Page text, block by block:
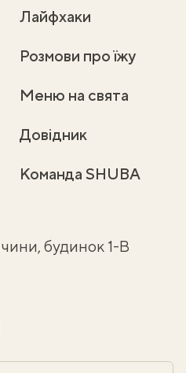
Лайфхаки
Розмови про їжу
Меню на свята
Довідник
Команда SHUBA
будинок 1-В